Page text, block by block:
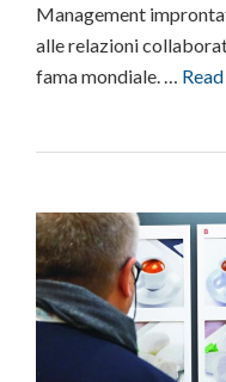
Management
alle relazioni
fama mondiale. …